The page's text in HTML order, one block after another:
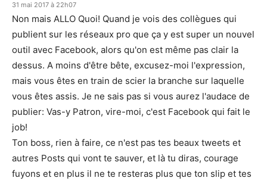
31 mai 2017 à 22h07
Non mais ALLO Quoi! Quand je vois des collègues qui
publient sur les réseaux pro que ça y est super un nouvel
outil avec Facebook, alors qu'on est même pas clair la
dessus. A moins d'être bête, excusez-moi l'expression,
mais vous êtes en train de scier la branche sur laquelle
vous êtes assis. Je ne sais pas si vous aurez l'audace de
publier: Vas-y Patron, vire-moi, c'est Facebook qui fait le
job!
Ton boss, rien à faire, ce n'est pas tes beaux tweets et
autres Posts qui vont te sauver, et là tu diras, courage
fuyons et en plus il ne te resteras plus que ton slip et tes